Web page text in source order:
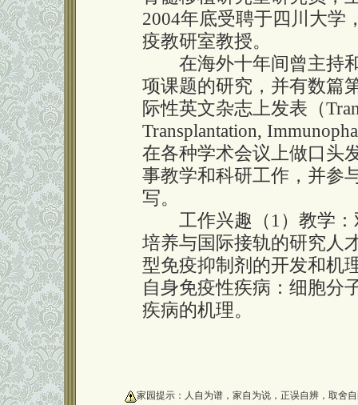
2004年底受聘于四川大学
疫教研室教授。
在海外十年间曾主持和
项课题的研究，并有数篇
际性英文杂志上发表（
Transplantation,
在各种学术会议上做口头
事教学和科研工作，并参
写。
工作兴趣（1）教学：
培养与国际接轨的研究人
型免疫抑制剂的开发和机
自身免疫性疾病：细胞分
疾病的机理。
家园提示：人自为谱，家自为说，正误自辨，取舍